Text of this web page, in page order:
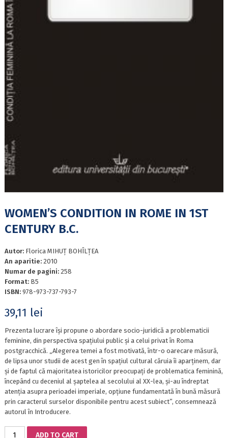
WOMEN’S CONDITION IN ROME IN 1ST
CENTURY B.C.
Autor: Florica MIHUȚ BOHÎLȚEA
An aparitie: 2010
Numar de pagini: 258
Format: B5
ISBN: 978-973-737-793-7
39,11 lei
Prezenta lucrare își propune o abordare socio-juridică a problematicii
feminine, din perspectiva spațiului public și a celui privat în Roma
postgracchică. „Alegerea temei a fost motivată, într-o oarecare măsură,
de lipsa unor studii de acest gen în spațiul cultural căruia îi aparținem, dar
și de faptul că majoritatea istoricilor preocupați de problematica feminină,
începând cu deceniul al șaptelea al secolului al XX-lea, și-au îndreptat
atenția asupra perioadei imperiale, opțiune fundamentată în bună măsură
prin caracterul surselor disponibile pentru acest subiect”, consemnează
autorul în Introducere.
WOMEN'S
ADD TO CART